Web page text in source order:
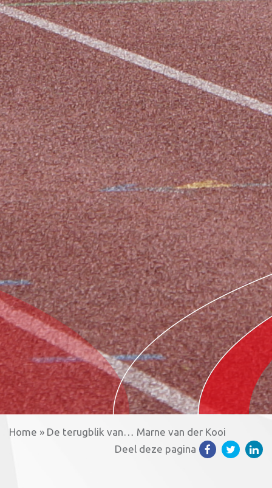
Home » De terugblik van… Marne van der Kooi
Deel deze pagina